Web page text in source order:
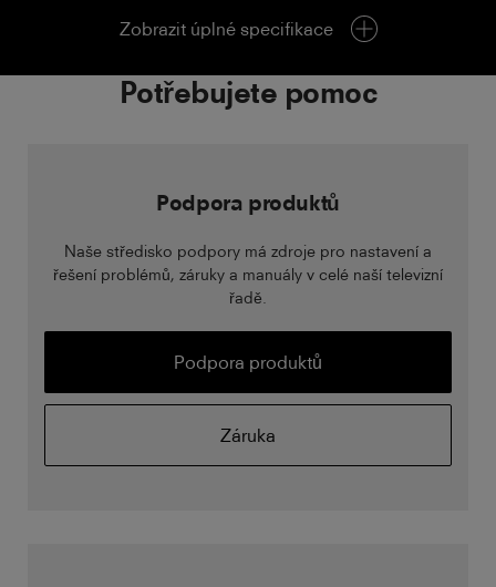
Zobrazit úplné specifikace
Potřebujete pomoc
Podpora produktů
Naše středisko podpory má zdroje pro nastavení a
řešení problémů, záruky a manuály v celé naší televizní
řadě.
Podpora produktů
Záruka